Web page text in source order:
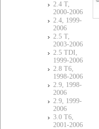
2.4 T,
2000-2006
2.4, 1999-
2006
2.5 T,
2003-2006
2.5 TDI,
1999-2006
2.8 T6,
1998-2006
2.9, 1998-
2006
2.9, 1999-
2006
3.0 T6,
2001-2006